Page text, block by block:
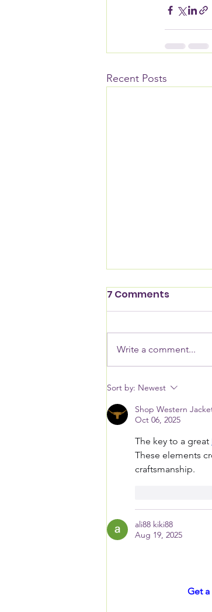
Recent Posts
NEW names
for Moving Out of
Homelessness
7 Comments
Write a comment...
Sort by: Newest
Shop Western
Oct 06, 2025
The key to a great
These elements
craftsmanship.
ali88 kiki88
Aug 19, 2025
Get